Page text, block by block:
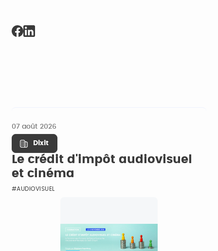
07 août 2026
Dixit
Le crédit d'impôt audiovisuel
et cinéma
#AUDIOVISUEL